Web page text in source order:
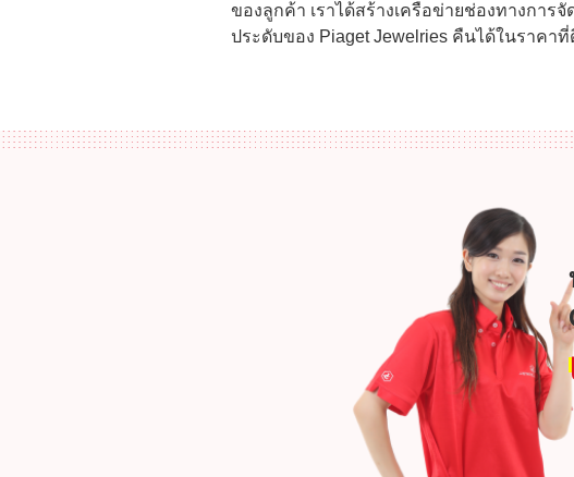
ของลูกค้า เราได้สร้างเครือข่ายช่องทางการ
ประดับของ Piaget Jewelries คืนได้ในราคา